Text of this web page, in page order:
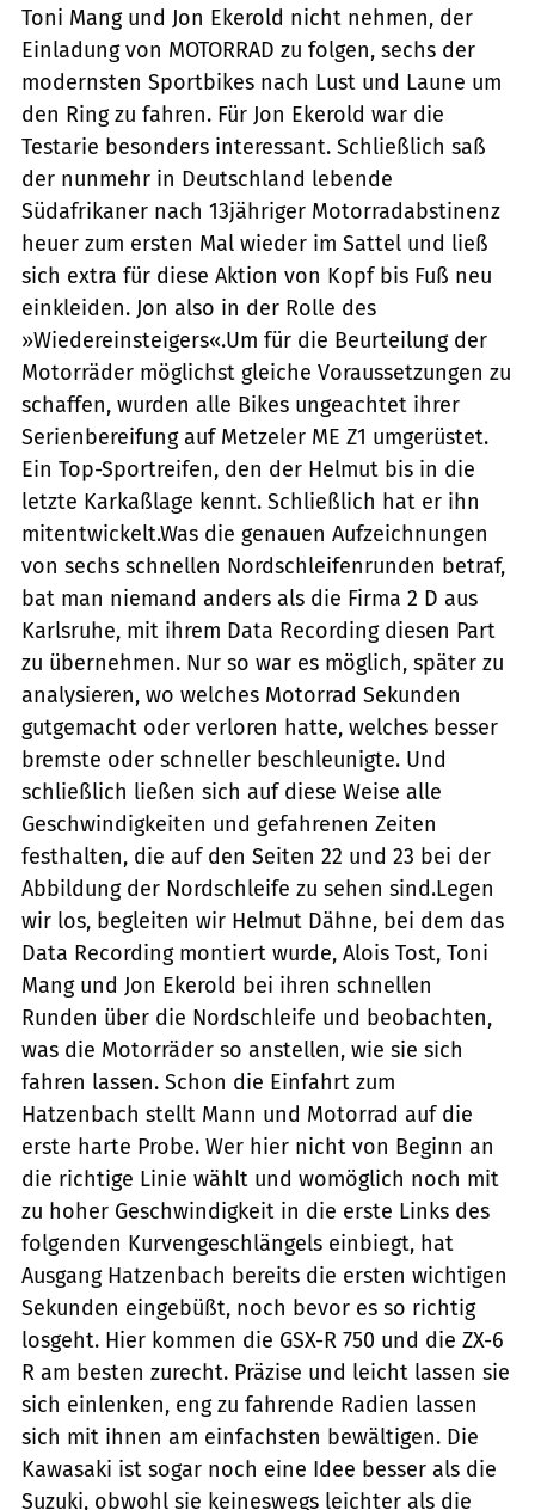
Toni Mang und Jon Ekerold nicht nehmen, der
Einladung von MOTORRAD zu folgen, sechs der
modernsten Sportbikes nach Lust und Laune um
den Ring zu fahren. Für Jon Ekerold war die
Testarie besonders interessant. Schließlich saß
der nunmehr in Deutschland lebende
Südafrikaner nach 13jähriger Motorradabstinenz
heuer zum ersten Mal wieder im Sattel und ließ
sich extra für diese Aktion von Kopf bis Fuß neu
einkleiden. Jon also in der Rolle des
»Wiedereinsteigers«.Um für die Beurteilung der
Motorräder möglichst gleiche Voraussetzungen zu
schaffen, wurden alle Bikes ungeachtet ihrer
Serienbereifung auf Metzeler ME Z1 umgerüstet.
Ein Top-Sportreifen, den der Helmut bis in die
letzte Karkaßlage kennt. Schließlich hat er ihn
mitentwickelt.Was die genauen Aufzeichnungen
von sechs schnellen Nordschleifenrunden betraf,
bat man niemand anders als die Firma 2 D aus
Karlsruhe, mit ihrem Data Recording diesen Part
zu übernehmen. Nur so war es möglich, später zu
analysieren, wo welches Motorrad Sekunden
gutgemacht oder verloren hatte, welches besser
bremste oder schneller beschleunigte. Und
schließlich ließen sich auf diese Weise alle
Geschwindigkeiten und gefahrenen Zeiten
festhalten, die auf den Seiten 22 und 23 bei der
Abbildung der Nordschleife zu sehen sind.Legen
wir los, begleiten wir Helmut Dähne, bei dem das
Data Recording montiert wurde, Alois Tost, Toni
Mang und Jon Ekerold bei ihren schnellen
Runden über die Nordschleife und beobachten,
was die Motorräder so anstellen, wie sie sich
fahren lassen. Schon die Einfahrt zum
Hatzenbach stellt Mann und Motorrad auf die
erste harte Probe. Wer hier nicht von Beginn an
die richtige Linie wählt und womöglich noch mit
zu hoher Geschwindigkeit in die erste Links des
folgenden Kurvengeschlängels einbiegt, hat
Ausgang Hatzenbach bereits die ersten wichtigen
Sekunden eingebüßt, noch bevor es so richtig
losgeht. Hier kommen die GSX-R 750 und die ZX-6
R am besten zurecht. Präzise und leicht lassen sie
sich einlenken, eng zu fahrende Radien lassen
sich mit ihnen am einfachsten bewältigen. Die
Kawasaki ist sogar noch eine Idee besser als die
Suzuki, obwohl sie keineswegs leichter als die